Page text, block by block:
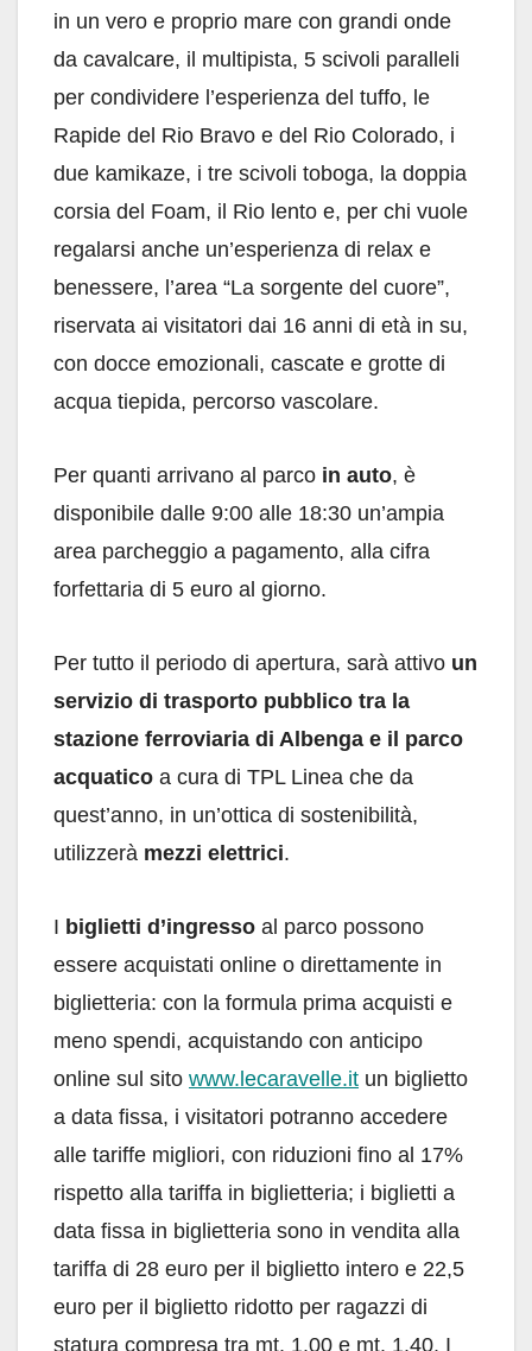
in un vero e proprio mare con grandi onde
da cavalcare, il multipista, 5 scivoli paralleli
per condividere l’esperienza del tuffo, le
Rapide del Rio Bravo e del Rio Colorado, i
due kamikaze, i tre scivoli toboga, la doppia
corsia del Foam, il Rio lento e, per chi vuole
regalarsi anche un’esperienza di relax e
benessere, l’area “La sorgente del cuore”,
riservata ai visitatori dai 16 anni di età in su,
con docce emozionali, cascate e grotte di
acqua tiepida, percorso vascolare.
Per quanti arrivano al parco in auto, è
disponibile dalle 9:00 alle 18:30 un’ampia
area parcheggio a pagamento, alla cifra
forfettaria di 5 euro al giorno.
Per tutto il periodo di apertura, sarà attivo un
servizio di trasporto pubblico tra la
stazione ferroviaria di Albenga e il parco
acquatico a cura di TPL Linea che da
quest’anno, in un’ottica di sostenibilità,
utilizzerà mezzi elettrici.
I biglietti d’ingresso al parco possono
essere acquistati online o direttamente in
biglietteria: con la formula prima acquisti e
meno spendi, acquistando con anticipo
online sul sito www.lecaravelle.it un biglietto
a data fissa, i visitatori potranno accedere
alle tariffe migliori, con riduzioni fino al 17%
rispetto alla tariffa in biglietteria; i biglietti a
data fissa in biglietteria sono in vendita alla
tariffa di 28 euro per il biglietto intero e 22,5
euro per il biglietto ridotto per ragazzi di
statura compresa tra mt. 1.00 e mt. 1.40. I